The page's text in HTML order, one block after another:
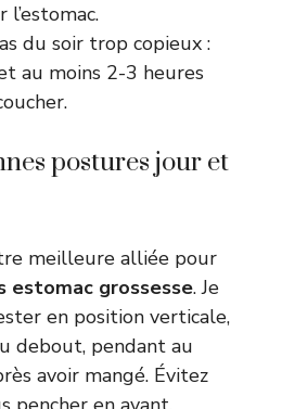
du soir trop copieux :
au moins 2-3 heures
postures jour et
meilleure alliée pour
estomac grossesse. Je
en position verticale,
debout, pendant au
avoir mangé. Évitez